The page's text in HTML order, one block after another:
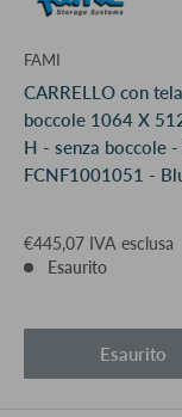
FAMI
CARRELLO con
boccole 1064 X
H - senza boccole -
FCNF1001051 -
€445,07 IVA esclusa
Esaurito
Esaurito